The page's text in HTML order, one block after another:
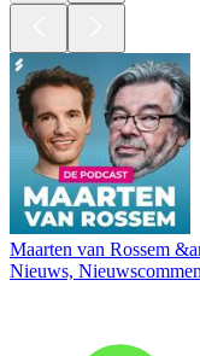
Maarten van Rossem
Nieuws,